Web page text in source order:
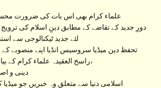
علماء کرام بھی اس بات کی ضرورت
دورِ جدید کے تقاضے کے مطابق دینِ اسلام کی
لئے جدید ٹیکنالوجی سے
تحفظ دین میڈیا سروسیس انڈیا اپنے منصوبے
راسخ العقیدہ علماء کرام کے بیانات، خطبات و تقاریر،
دینی و
اسلامی دنیا سے متعلق وہ خبریں جو